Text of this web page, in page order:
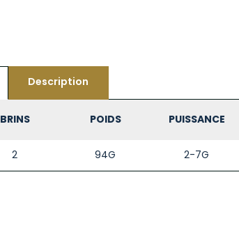
Description
BRINS POIDS PUISSANCE
2 94G 2-7G